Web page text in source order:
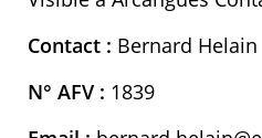
Contact : Bernard Helain
N° AFV : 1839